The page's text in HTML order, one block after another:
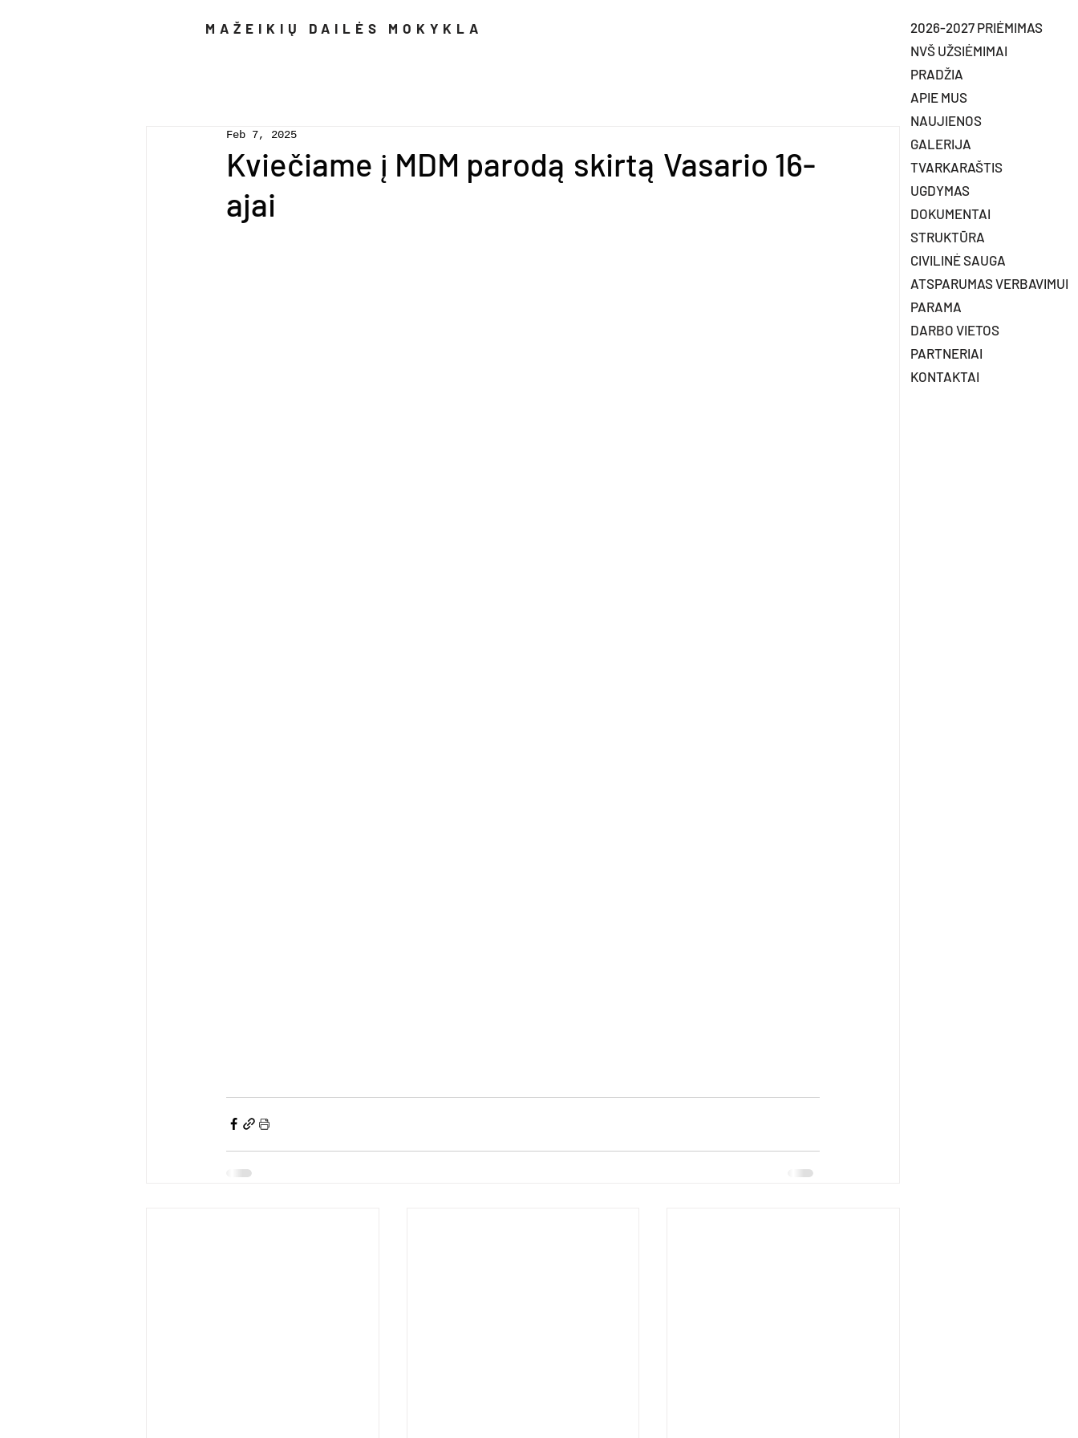
2026-2027 PRIĖMIMAS
NVŠ UŽSIĖMIMAI
PRADŽIA
APIE MUS
NAUJIENOS
GALERIJA
TVARKARAŠTIS
UGDYMAS
DOKUMENTAI
STRUKTŪRA
CIVILINĖ SAUGA
ATSPARUMAS VERBAVIMUI
PARAMA
DARBO VIETOS
PARTNERIAI
KONTAKTAI
MAŽEIKIŲ DAILĖS MOKYKLA
Kviečiame į MDM parodą skirtą Vasario 16-
ajai
Feb 7, 2025